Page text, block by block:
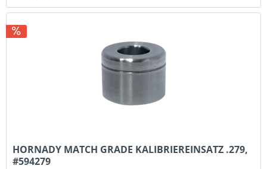
HORNADY MATCH GRADE KALIBRIEREINSATZ .279,
#594279